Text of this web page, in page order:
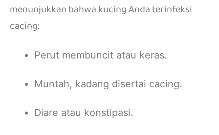
menunjukkan bahwa kucing Anda terinfeksi
cacing:
Perut membuncit atau keras.
Muntah, kadang disertai cacing.
Diare atau konstipasi.